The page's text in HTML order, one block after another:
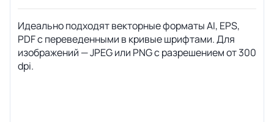
Идеально подходят векторные форматы AI, EPS,
PDF с переведенными в кривые шрифтами. Для
изображений — JPEG или PNG с разрешением от 300
dpi.